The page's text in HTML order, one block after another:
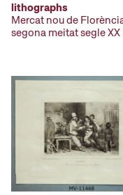
lithographs
Mercat nou de
segona meitat segle XX